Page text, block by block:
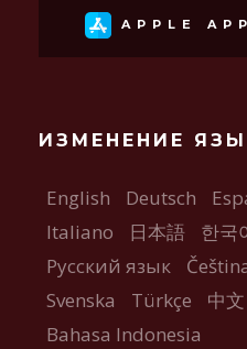
APPLE
ИЗМЕНЕНИЕ
English Deutsch
Italiano
日本語 한국
Русский язык
Svenska
Türkçe 中文
Bahasa Indonesia